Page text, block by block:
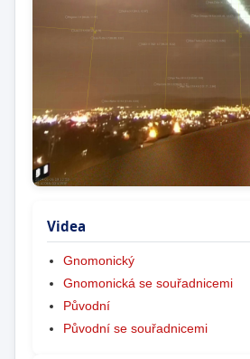
Videa
Gnomonický
Gnomonická se souřadnicemi
Původní
Původní se souřadnicemi